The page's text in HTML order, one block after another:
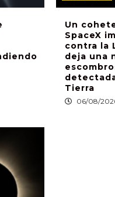
Un
SpaceX
contra la
deja una
Tierra
06/08/